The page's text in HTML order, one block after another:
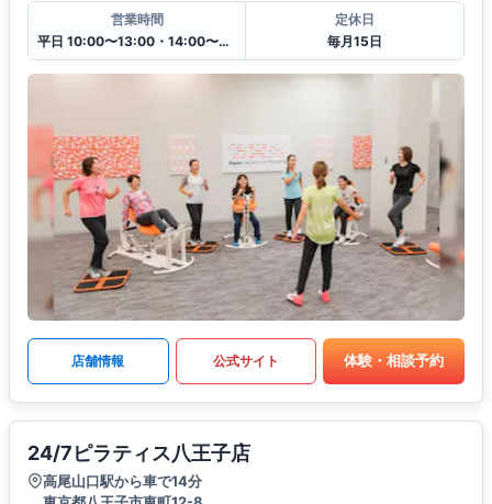
営業時間
平日 10:00〜13:00・14:00〜20:00
定休日
毎月15日
店舗情報 公式サイト 体験・相談予約
24/7ピラティス八王子店
高尾山口駅から車で14分